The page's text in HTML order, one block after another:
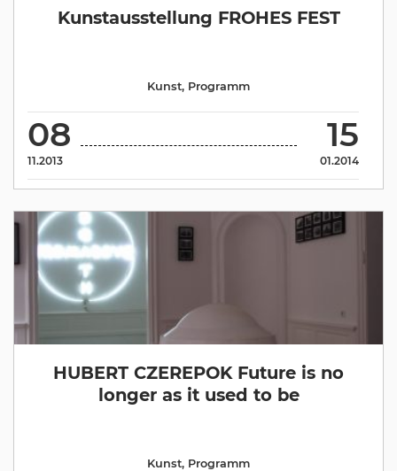
Kunstausstellung FROHES FEST
08
11.2013
15
01.2014
Kunst, Programm
HUBERT CZEREPOK Future is no
longer as it used to be
Kunst, Programm